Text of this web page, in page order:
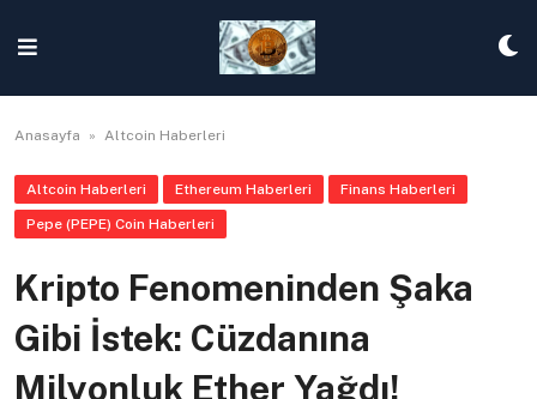
content
Anasayfa » Altcoin Haberleri
Altcoin Haberleri Ethereum Haberleri Finans Haberleri
Pepe (PEPE) Coin Haberleri
Kripto Fenomeninden Şaka
Gibi İstek: Cüzdanına
Milyonluk Ether Yağdı!